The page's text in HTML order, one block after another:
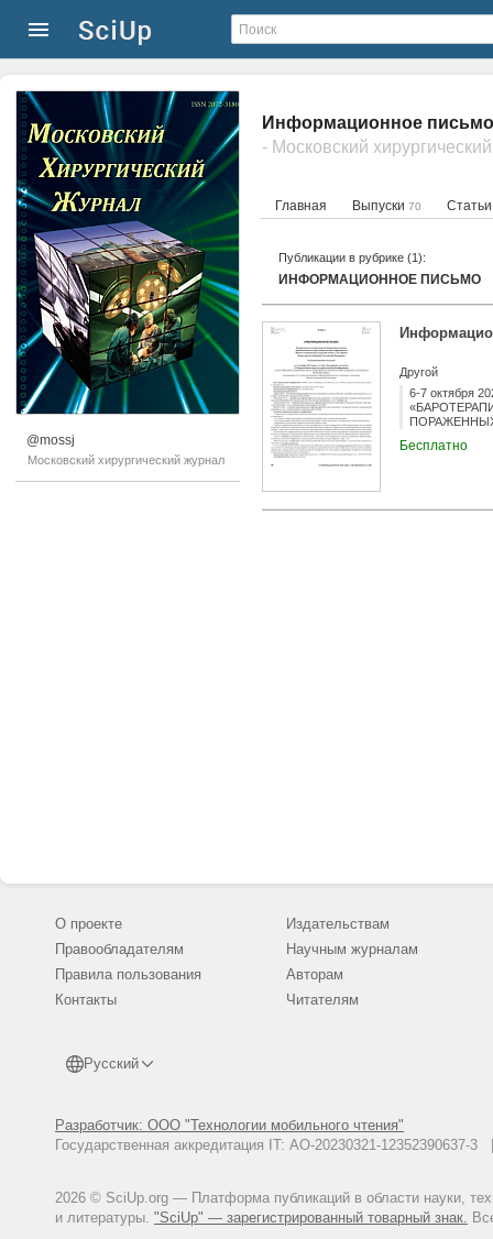
@mossj
Московский хирургический журнал
Информационное
- Московский
Главная Выпуски 70
Публикации в рубрике (1):
ИНФОРМАЦИОННОЕ ПИСЬМО
Другой
6-7 октября
лечебно-
Бесплатно
О проекте
Правообладателям
Правила пользования
Контакты
Русский
Разработчик: ООО "Технологии мобильного чтения"
Государственная аккредитация IT: АО-20230321-
2026 © SciUp.org — Платформа публикаций в области науки,
и литературы. "SciUp" — зарегистрированный товарный знак.
Издательствам
Научным журналам
Авторам
Читателям